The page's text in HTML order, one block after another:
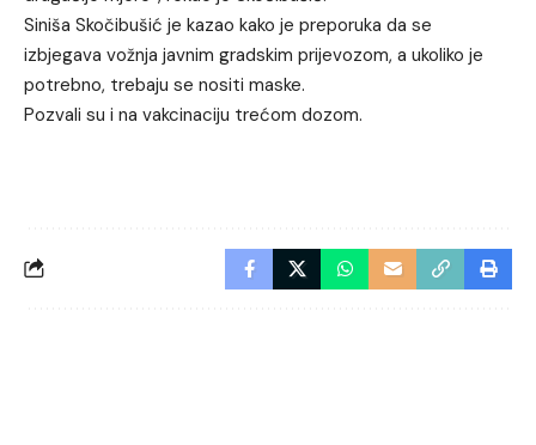
Siniša Skočibušić je kazao kako je preporuka da se
izbjegava vožnja javnim gradskim prijevozom, a ukoliko je
potrebno, trebaju se nositi maske.
Pozvali su i na vakcinaciju trećom dozom.